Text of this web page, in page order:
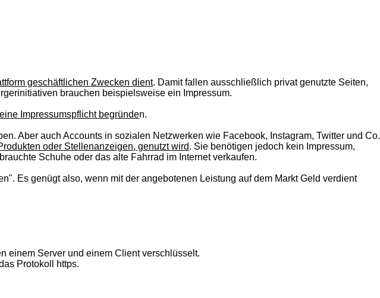
geschäftlichen Zwecken dient. Damit fallen ausschließlich privat genutzte Seiten,
brauchen beispielsweise ein Impressum.
Impressumspflicht begründen.
Aber auch Accounts in sozialen Netzwerken wie Facebook, Instagram, Twitter und Co.
oder Stellenanzeigen, genutzt wird. Sie benötigen jedoch kein Impressum,
Schuhe oder das alte Fahrrad im Internet verkaufen.
Es genügt also, wenn mit der angebotenen Leistung auf dem Markt Geld verdient
einem Server und einem Client verschlüsselt.
Protokoll https.